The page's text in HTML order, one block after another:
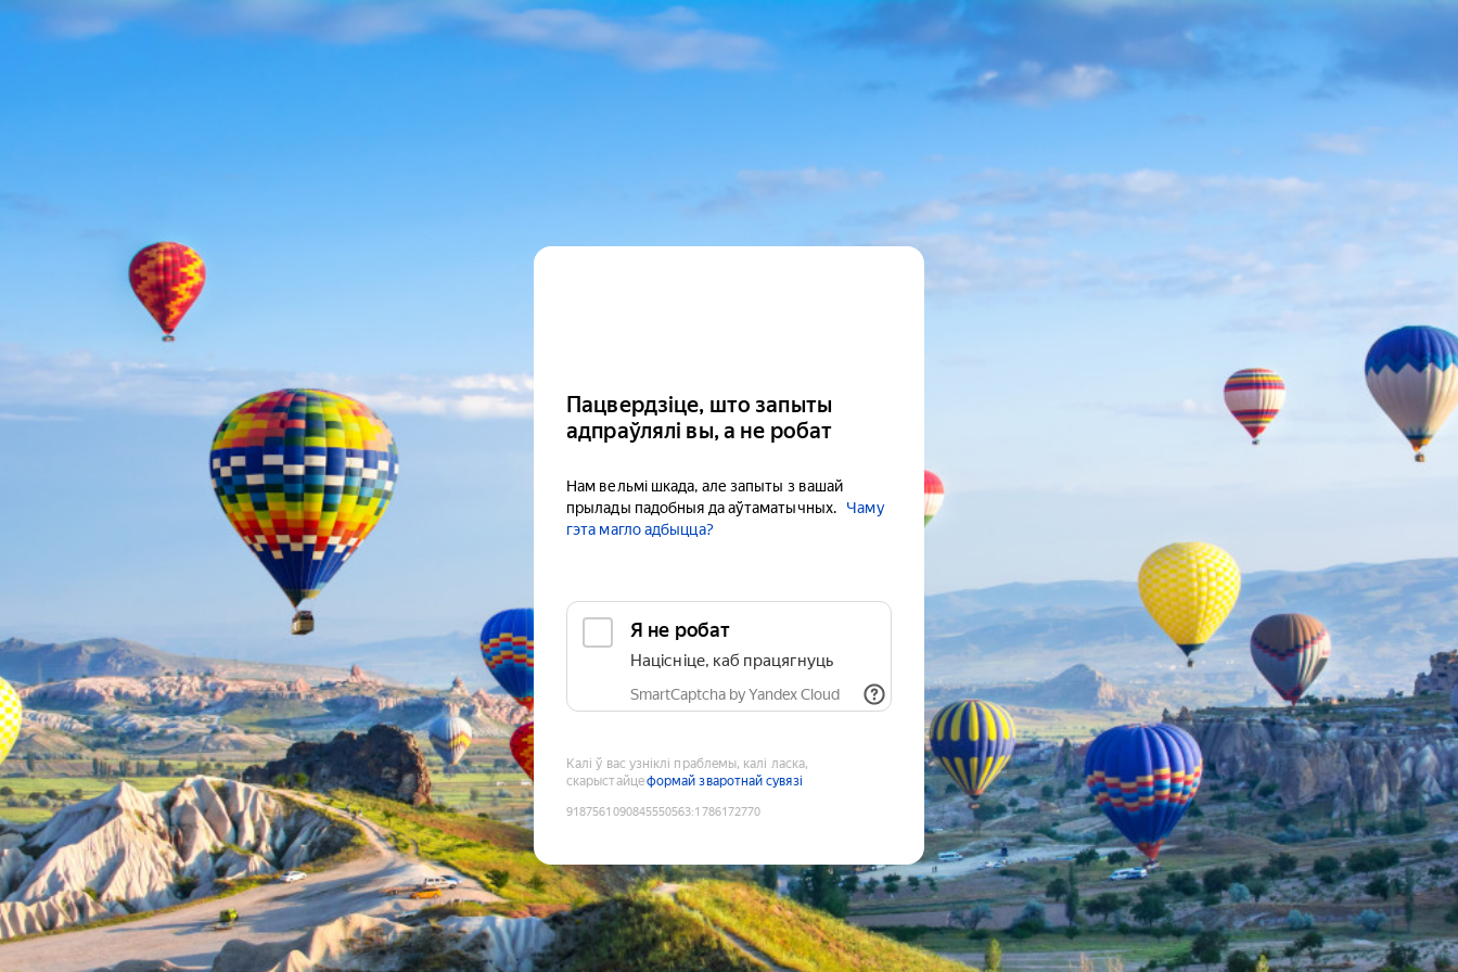
Пацвердзіце, што запыты
адпраўлялі вы, а не робат
Нам вельмі шкада, але запыты з вашай
прылады падобныя да аўтаматычных.
Чаму
гэта магло адбыцца?
Я не робат
Націсніце, каб працягнуць
SmartCaptcha by Yandex Cloud
Калі ў вас узніклі праблемы, калі ласка,
скарыстайцеформай зваротнай сувязі
9187561090845550563:1786172770